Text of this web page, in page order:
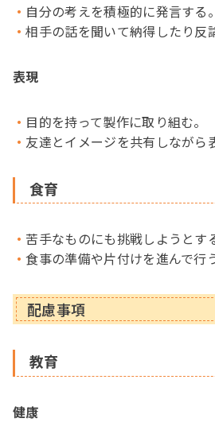
自分の考えを積極的に発言する。
相手の話を聞いて納得したり反
表現
目的を持って製作に取り組む。
友達とイメージを共有しながら
食育
苦手なものにも挑戦しようとす
食事の準備や片付けを進んで行う
配慮事項
教育
健康